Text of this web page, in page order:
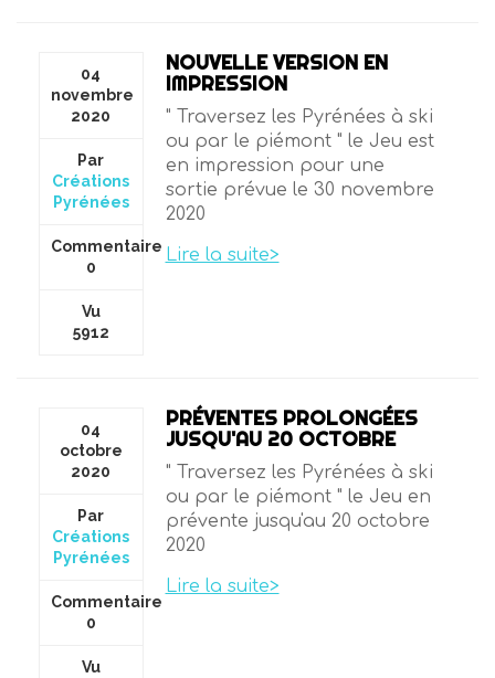
04
novembre
2020
Par
Créations
Pyrénées
Commentaire
0
Vu
5912
NOUVELLE VERSION EN
IMPRESSION
" Traversez les Pyrénées à ski
ou par le piémont " le Jeu est
en impression pour une
sortie prévue le 30 novembre
2020
Lire la suite>
04
octobre
2020
Par
Créations
Pyrénées
Commentaire
0
Vu
PRÉVENTES PROLONGÉES
JUSQU'AU 20 OCTOBRE
" Traversez les Pyrénées à ski
ou par le piémont " le Jeu en
prévente jusqu'au 20 octobre
2020
Lire la suite>